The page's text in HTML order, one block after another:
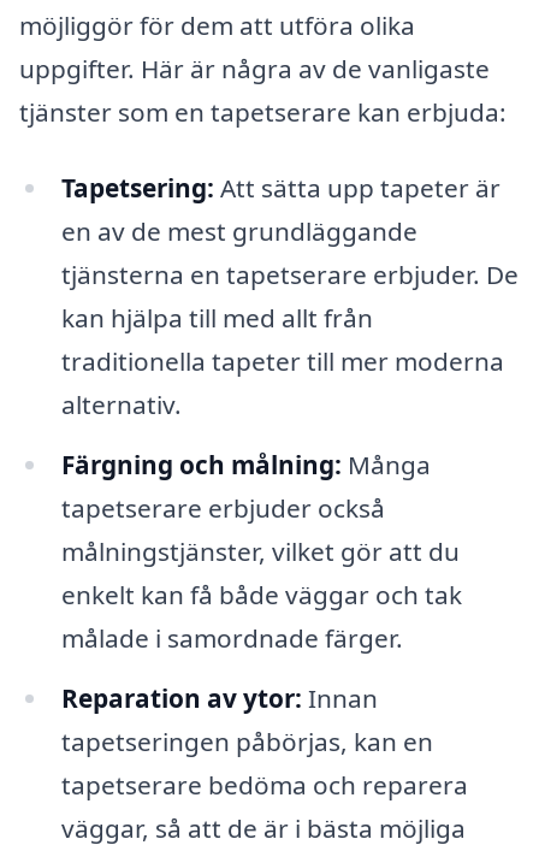
möjliggör för dem att utföra olika
uppgifter. Här är några av de vanligaste
tjänster som en tapetserare kan erbjuda:
Tapetsering: Att sätta upp tapeter är
en av de mest grundläggande
tjänsterna en tapetserare erbjuder. De
kan hjälpa till med allt från
traditionella tapeter till mer moderna
alternativ.
Färgning och målning: Många
tapetserare erbjuder också
målningstjänster, vilket gör att du
enkelt kan få både väggar och tak
målade i samordnade färger.
Reparation av ytor: Innan
tapetseringen påbörjas, kan en
tapetserare bedöma och reparera
väggar, så att de är i bästa möjliga